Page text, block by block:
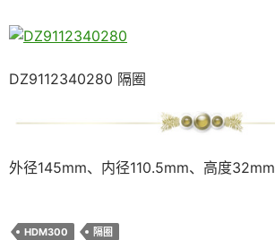
DZ9112340280 隔圈
外径145mm、内径110.5mm、高度32mm
HDM300 隔圈